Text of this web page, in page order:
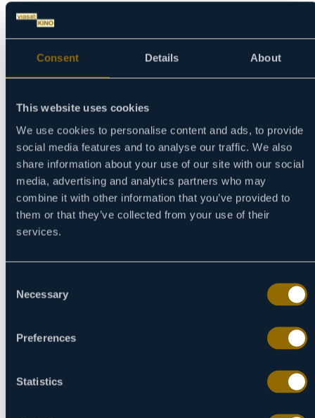
Consent Details About
This website uses cookies
We use cookies to personalise content and ads, to provide
social media features and to analyse our traffic. We also
share information about your use of our site with our social
media, advertising and analytics partners who may
combine it with other information that you’ve provided to
them or that they’ve collected from your use of their
services.
Selection
Necessary
Preferences
Statistics
03/09
04/09
05/09
06/09
07/09
09/09
10/09
11/09
12/09
13/09
14/09
15/09
16/09
18/09
20/09
22/09
25/09